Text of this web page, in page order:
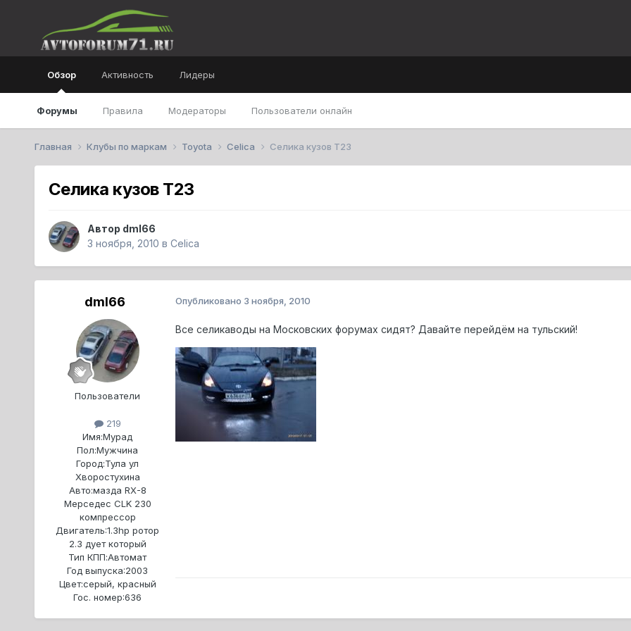
Обзор
Форумы Правила Модераторы Пользователи онлайн
Активность Лидеры
Главная Клубы по маркам Toyota Celica Селика кузов Т23
Селика кузов Т23
Автор dml66
3 ноября, 2010 в Celica
dml66
Пользователи
219
Имя:Мурад
Пол:Мужчина
Город:Тула ул
Хворостухина
Авто:мазда RX-8
Мерседес CLK 230
компрессор
Двигатель:1.3hp ротор
2.3 дует который
Тип КПП:Автомат
Год выпуска:2003
Цвет:серый, красный
Гос. номер:636
Опубликовано 3 ноября, 2010
Все селикаводы на Московских форумах сидят? Давайте перейдём на тульский!